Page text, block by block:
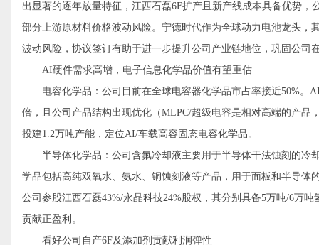
出显著的逐年放量特征，江西石磊6F扩产且新产线成本具备优势
部分上游原材料价格波动风险。宁德时代作为全球动力电池龙头
波动风险，协议签订有助于进一步提升公司产业链地位，巩固公司
AI硬件需求高增，电子信息化学品价值有望重估
电容化学品：公司目前在全球电容器化学品市占率接近50%。
倍，且公司产品结构出现优化（MLPC/超级电容是相对高端的产品
投建1.2万吨产能，定位AI/车载高容固态电容化学品。
半导体化学品：公司含氟冷却液主要用于半导体干法蚀刻的冷
学品包括高纯双氧水、氨水、铜蚀刻液等产品，用于面板和半导
公司参股江西石磊43%/永晶科技24%股权，其分别具备5万吨/6万
贡献正盈利。
看好公司自产6F及添加剂贡献利润弹性